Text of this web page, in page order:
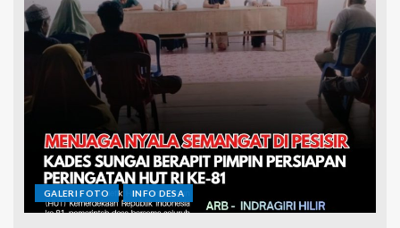
GALERI FOTO INFO DESA